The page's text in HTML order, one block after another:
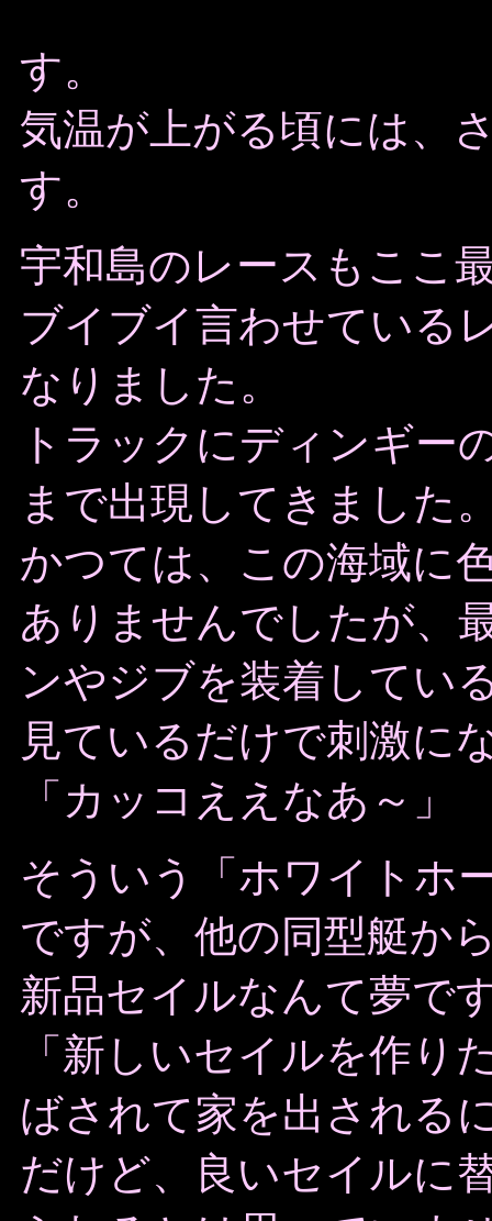
す。
気温が上がる頃には、
す。
宇和島のレースもここ
ブイブイ言わせている
なりました。
トラックにディンギー
まで出現してきました
かつては、この海域に
ありませんでしたが、
ンやジブを装着してい
見ているだけで刺激に
「カッコええなあ～」
そういう「ホワイトホ
ですが、他の同型艇か
新品セイルなんて夢で
「新しいセイルを作り
ばされて家を出される
だけど、良いセイルに